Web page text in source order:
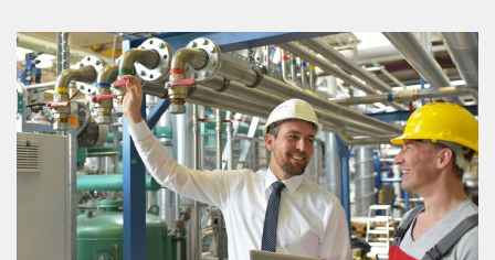
Rohrleitungen nach EN13480,
Druckbehälter nach EN13445 und
AD2000-Merkblätter und Baugruppen
nach DGRL wie auch zur Risikoanalyse
und Funktionalen Sicherheit.